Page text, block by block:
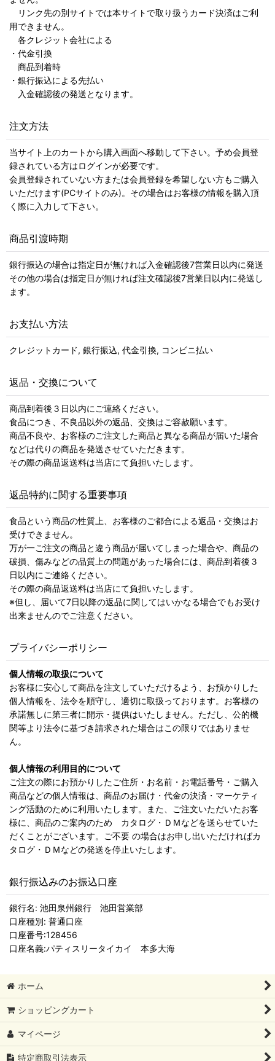
リンク先の別サイトでは本サイトで取り扱うカード決済はご利
用できません。
各クレジット会社による
・代金引換
商品到着時
・銀行振込による先払い
入金確認後の発送となります。
注文方法
当サイト上のカートから購入画面へ移動して下さい。予め会員登
録されている方はログインが必要です。
会員登録されていない方または会員登録を希望しない方もご購入
いただけます(PCサイトのみ)。その場合はお客様の情報を購入頂
く際に入力して下さい。
商品引渡時期
銀行振込の場合は指定日が無ければ入金確認後7営業日以内に発送
その他の場合は指定日が無ければ注文確認後7営業日以内に発送し
ます。
お支払い方法
クレジットカード, 銀行振込, 代金引換, コンビニ払い
返品・交換について
商品到着後３日以内にご連絡ください。
食品につき、不良品以外の返品、交換はご容赦願います。
商品不良や、お客様のご注文した商品と異なる商品が届いた場合
などは代りの商品を発送させていただきます。
その際の商品返送料は当店にて負担いたします。
返品特約に関する重要事項
食品という商品の性質上、お客様のご都合による返品・交換はお
受けできません。
万が一ご注文の商品と違う商品が届いてしまった場合や、商品の
破損、傷みなどの品質上の問題があった場合には、商品到着後３
日以内にご連絡ください。
その際の商品返送料は当店にて負担いたします。
※但し、届いて7日以降の返品に関してはいかなる場合でもお受け
出来ませんのでご注意ください。
プライバシーポリシー
個人情報の取扱について
お客様に安心して商品を注文していただけるよう、お預かりした
個人情報を、法令を順守し、適切に取扱っております。お客様の
承諾無しに第三者に開示・提供はいたしません。ただし、公的機
関等より法令に基づき請求された場合はこの限りではありませ
ん。
個人情報の利用目的について
ご注文の際にお預かりしたご住所・お名前・お電話番号・ご購入
商品などの個人情報は、商品のお届け・代金の決済・マーケティ
ング活動のために利用いたします。また、ご注文いただいたお客
様に、商品のご案内のため カタログ・ＤＭなどを送らせていた
だくことがございます。ご不要 の場合はお申し出いただければカ
タログ・ＤＭなどの発送を停止いたします。
銀行振込みのお振込口座
銀行名: 池田泉州銀行 池田営業部
口座種別: 普通口座
口座番号:128456
口座名義:パティスリータイカイ 本多大海
ホーム
ショッピングカート
マイページ
特定商取引法表示